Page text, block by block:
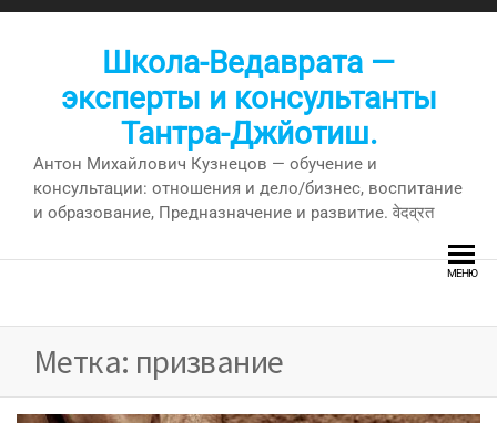
Перейти
Школа-Ведаврата —
эксперты и консультанты
Тантра-Джйотиш.
Антон Михайлович Кузнецов — обучение и
консультации: отношения и дело/бизнес, воспитание
и образование, Предназначение и развитие. वेदव्रत
МЕНЮ
Метка: призвание